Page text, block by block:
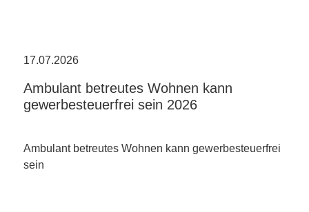
17.07.2026
Ambulant betreutes Wohnen kann
gewerbesteuerfrei sein 2026
Ambulant betreutes Wohnen kann gewerbesteuerfrei
sein